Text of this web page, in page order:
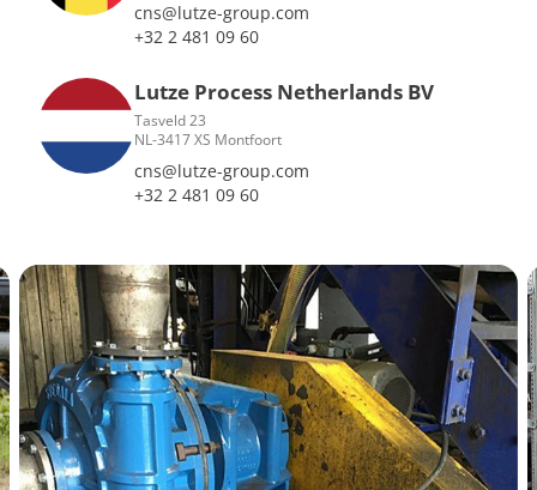
cns@lutze-group.com
+32 2 481 09 60
Lutze Process Netherlands BV
Tasveld 23
NL-3417 XS Montfoort
cns@lutze-group.com
+32 2 481 09 60